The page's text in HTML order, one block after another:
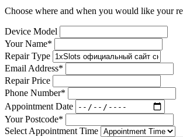
Choose where and when you would like your
Device Model
Your Name*
Repair Type
Email Address*
Repair Price
Phone Number*
Appointment Date
Your Postcode*
Select Appointment Time